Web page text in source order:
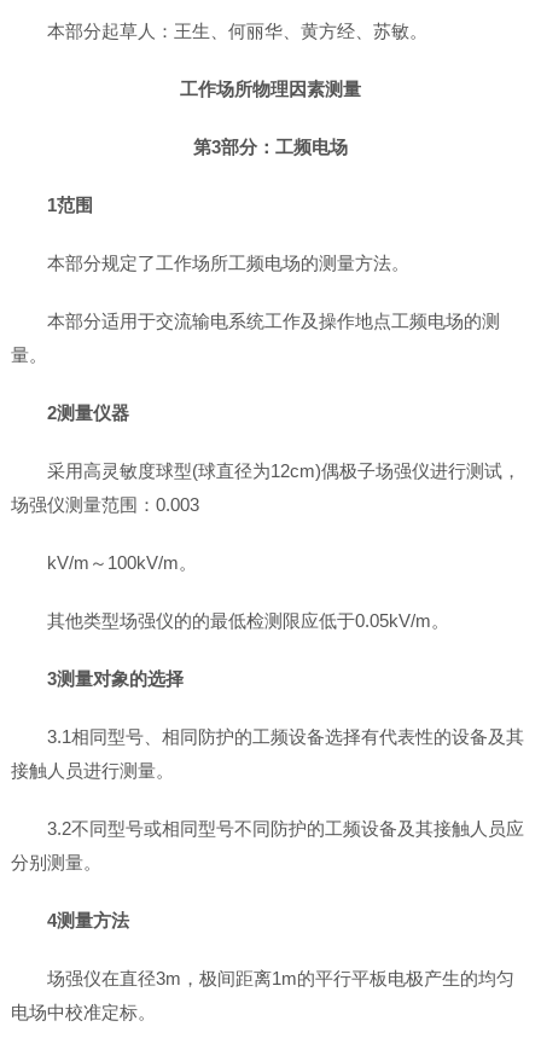
本部分起草人：王生、何丽华、黄方经、苏敏。
工作场所物理因素测量
第3部分：工频电场
1范围
本部分规定了工作场所工频电场的测量方法。
本部分适用于交流输电系统工作及操作地点工频电场的测
量。
2测量仪器
采用高灵敏度球型(球直径为12cm)偶极子场强仪进行测试，
场强仪测量范围：0.003
kV/m～100kV/m。
其他类型场强仪的的最低检测限应低于0.05kV/m。
3测量对象的选择
3.1相同型号、相同防护的工频设备选择有代表性的设备及其
接触人员进行测量。
3.2不同型号或相同型号不同防护的工频设备及其接触人员应
分别测量。
4测量方法
场强仪在直径3m，极间距离1m的平行平板电极产生的均匀
电场中校准定标。